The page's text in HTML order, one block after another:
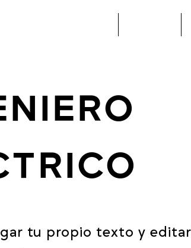
tu propio texto y